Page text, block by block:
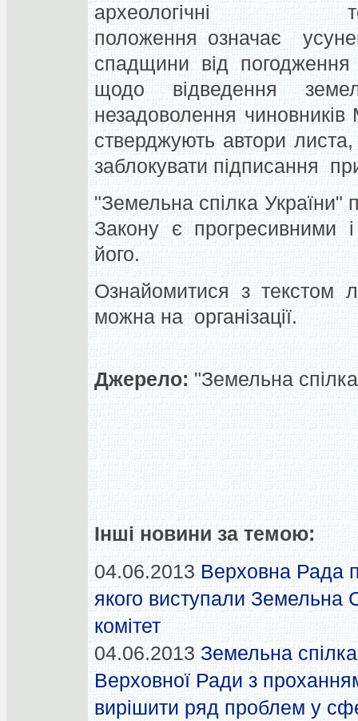
археологічні
положення означає
спадщини від погодження
щодо відведення
незадоволення чиновників
стверджують автори
заблокувати підписання
"Земельна спілка України"
Закону є прогресивними
його.
Ознайомитися з текстом
можна на організації.
Джерело: "Земельна
Інші новини за темою:
04.06.2013 Верховна Рада
якого виступали Земельна
комітет
04.06.2013 Земельна
Верховної Ради з
вирішити ряд проблем у